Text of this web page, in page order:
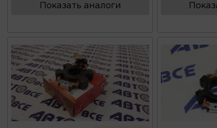
Показать аналоги